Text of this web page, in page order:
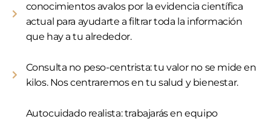
conocimientos avalos por la evidencia científica
actual para ayudarte a filtrar toda la información
que hay a tu alrededor.
Consulta no peso-centrista: tu valor no se mide en
kilos. Nos centraremos en tu salud y bienestar.
Autocuidado realista: trabajarás en equipo